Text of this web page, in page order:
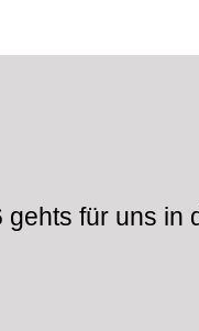
gehts für uns in